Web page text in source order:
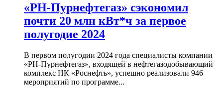
«РН-Пурнефтегаз» сэкономил
почти 20 млн кВт*ч за первое
полугодие 2024
В первом полугодии 2024 года специалисты компании
«РН-Пурнефтегаз», входящей в нефтегазодобывающий
комплекс НК «Роснефть», успешно реализовали 946
мероприятий по программе...